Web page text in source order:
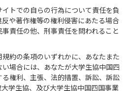
トでの自らの行為について責任を負
や著作権等の権利侵害にあたる場合
責任の他、刑事責任を問われること
約の条項のいずれかに、あなたまた
場合には、あなたが大学生協中国四
権利、主張、法的措置、訴訟、訴訟
学生協、及び大学生協中国四国事業